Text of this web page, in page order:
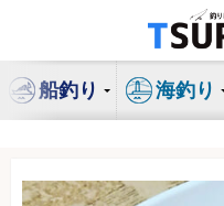
ン
船釣り 海釣り